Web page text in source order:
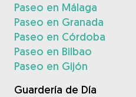
Paseo en Málaga
Paseo en Granada
Paseo en Córdoba
Paseo en Bilbao
Paseo en Gijón
Guardería de Día